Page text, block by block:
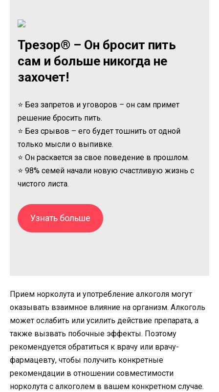
Трезор® – Он бросит пить
сам и больше никогда не
захочет!
⭐ Без запретов и уговоров – он сам примет
решение бросить пить.
⭐ Без срывов – его будет тошнить от одной
только мысли о выпивке.
⭐ Он раскается за свое поведение в прошлом.
⭐ 98% семей начали новую счастливую жизнь с
чистого листа.
Узнать больше
Прием норколута и употребление алкоголя могут
оказывать взаимное влияние на организм. Алкоголь
может ослабить или усилить действие препарата, а
также вызвать побочные эффекты. Поэтому
рекомендуется обратиться к врачу или врачу-
фармацевту, чтобы получить конкретные
рекомендации в отношении совместимости
норколута с алкоголем в вашем конкретном случае.